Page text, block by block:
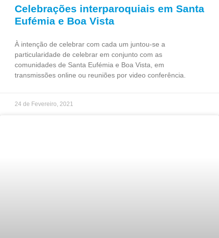
Celebrações interparoquiais em Santa
Eufémia e Boa Vista
À intenção de celebrar com cada um juntou-se a
particularidade de celebrar em conjunto com as
comunidades de Santa Eufémia e Boa Vista, em
transmissões online ou reuniões por video conferência.
24 de Fevereiro, 2021